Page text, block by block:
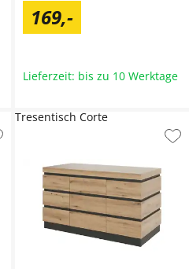
169,-
Lieferzeit: bis zu 10 Werktage
Tresentisch Corte